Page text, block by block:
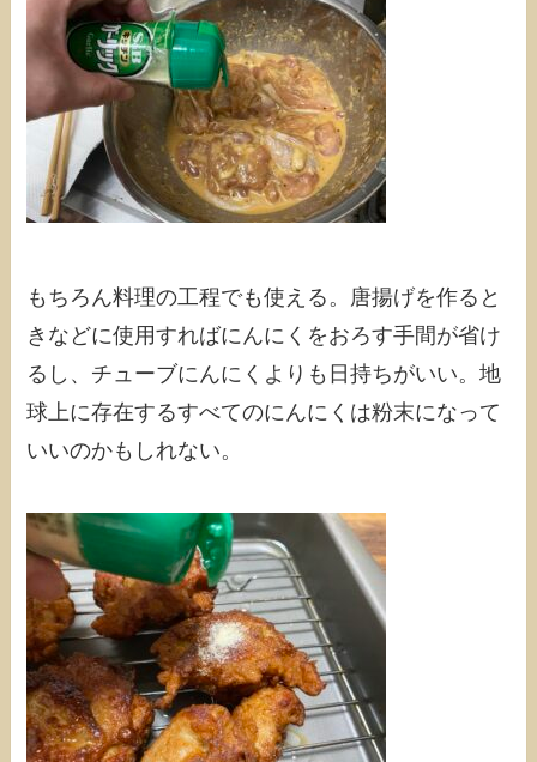
もちろん料理の工程でも使える。唐揚げを作ると
きなどに使用すればにんにくをおろす手間が省け
るし、チューブにんにくよりも日持ちがいい。地
球上に存在するすべてのにんにくは粉末になって
いいのかもしれない。